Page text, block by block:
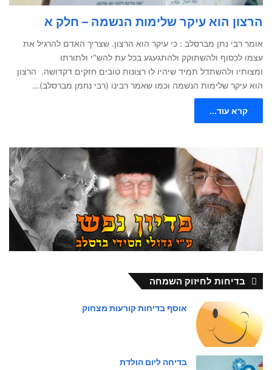
הרצון הוא עיקר שלימות הנשמה – חלק א
אומר רבי נתן מברסלב : כי עיקר הוא הרצון. שצריך האדם להרגיל את
עצמו לכסוף ולהשתוקק ולהתגעגע בכל עת להש"י ולתורתו
ומצותיו ולהשתדל תמיד שיהיו לו רצונות טובים חזקים דקדושה. הרצון
הוא עיקר שלימות הנשמה וכמו שאמר רבינו (רבי נחמן מברסלב)…
קרא עוד...
בדיחות לחיזוק השמחה
אוסף בדיחות קורעות מצחוק
בדיחה ליום הולדת